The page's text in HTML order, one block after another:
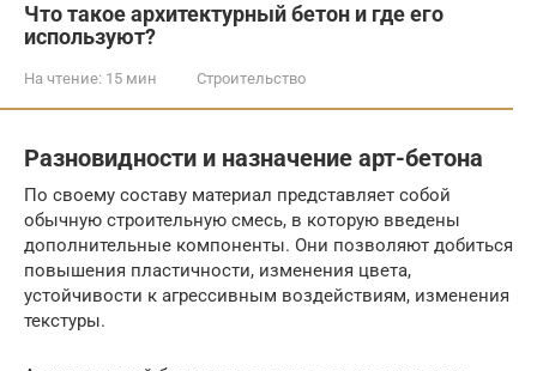
Что такое архитектурный бетон и где его
используют?
На чтение: 15 мин Строительство
Разновидности и назначение арт-бетона
По своему составу материал представляет собой
обычную строительную смесь, в которую введены
дополнительные компоненты. Они позволяют добиться
повышения пластичности, изменения цвета,
устойчивости к агрессивным воздействиям, изменения
текстуры.